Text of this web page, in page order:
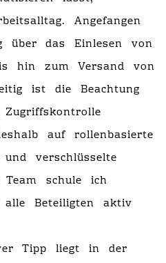
Angefangen
über das Einlesen von
hin zum Versand von
ist die Beachtung
auf rollenbasierte
und verschlüsselte
Team schule ich
Beteiligten aktiv
Tipp liegt in der